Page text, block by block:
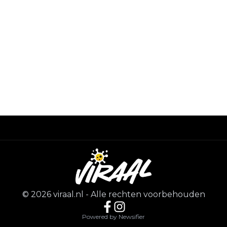
© 2026 viraal.nl - Alle rechten voorbehouden
Powered by Newsifier